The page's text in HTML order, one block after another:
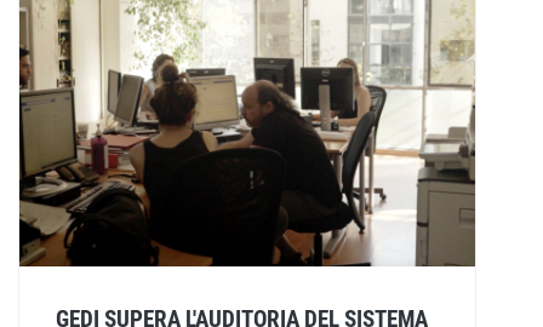
GEDI SUPERA L'AUDITORIA DEL SISTEMA